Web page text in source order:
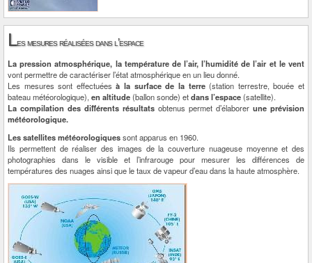
Les mesures réalisées dans l’espace
La pression atmosphérique, la température de l’air, l’humidité de l’air et le vent
vont permettre de caractériser l’état atmosphérique en un lieu donné.
Les mesures sont effectuéesà la surface de la terre(station terrestre, bouée et
bateau météorologique), en altitude(ballon sonde) etdans l’espace(satellite).
La compilation des différents résultats obtenus permet d’élaborer une prévision
météorologique.
Les satellites météorologiquessont apparus en 1960.
Ils permettent de réaliser des images de la couverture nuageuse moyenne et des
photographies dans le visible et l’infrarouge pour mesurer les différences de
températures des nuages ainsi que le taux de vapeur d’eau dans la haute atmosphère.